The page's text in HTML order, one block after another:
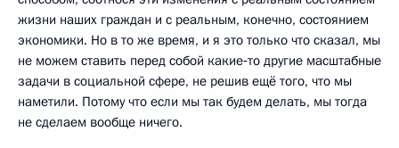
жизни наших граждан и с реальным, конечно, состоянием
экономики. Но в то же время, и я это только что сказал, мы
не можем ставить перед собой какие‑то другие масштабные
задачи в социальной сфере, не решив ещё того, что мы
наметили. Потому что если мы так будем делать, мы тогда
не сделаем вообще ничего.